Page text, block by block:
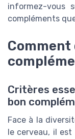
informez-vous
compléments
Critères
bon
Face à la
le cerveau, il